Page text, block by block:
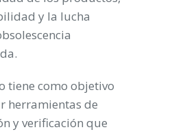
y la lucha
tiene como objetivo
herramientas de
y verificación que